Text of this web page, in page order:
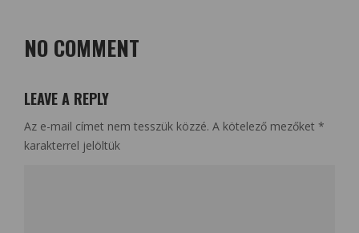
NO COMMENT
LEAVE A REPLY
Az e-mail címet nem tesszük közzé. A kötelező mezőket *
karakterrel jelöltük